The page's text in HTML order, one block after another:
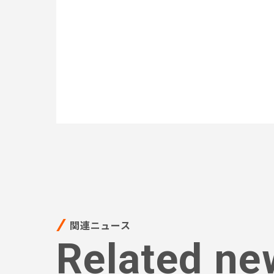
関連ニュース
Related